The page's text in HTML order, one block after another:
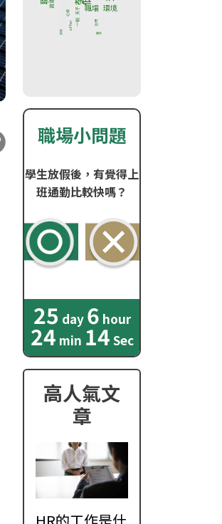
職場小問題
學生放假後，有覺得上
班通勤比較快嗎？
25 day 6 hour
24 min 12 Sec
高人氣文
章